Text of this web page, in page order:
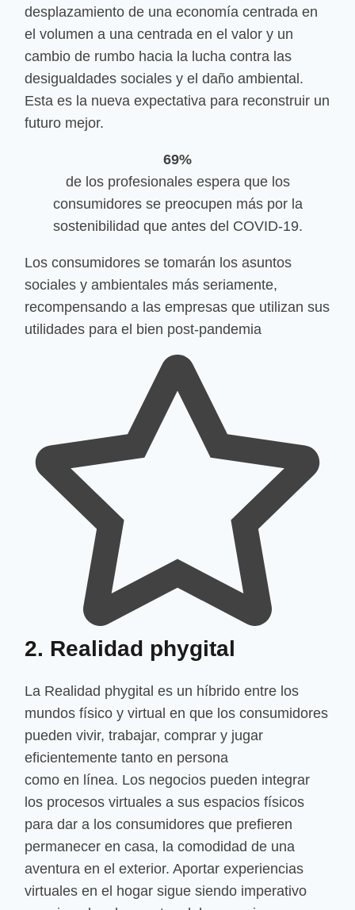
desplazamiento de una economía centrada en
el volumen a una centrada en el valor y un
cambio de rumbo hacia la lucha contra las
desigualdades sociales y el daño ambiental.
Esta es la nueva expectativa para reconstruir un
futuro mejor.
69%
de los profesionales espera que los
consumidores se preocupen más por la
sostenibilidad que antes del COVID-19.
Los consumidores se tomarán los asuntos
sociales y ambientales más seriamente,
recompensando a las empresas que utilizan sus
utilidades para el bien post-pandemia
2. Realidad phygital
La Realidad phygital es un híbrido entre los
mundos físico y virtual en que los consumidores
pueden vivir, trabajar, comprar y jugar
eficientemente tanto en persona
como en línea. Los negocios pueden integrar
los procesos virtuales a sus espacios físicos
para dar a los consumidores que prefieren
permanecer en casa, la comodidad de una
aventura en el exterior. Aportar experiencias
virtuales en el hogar sigue siendo imperativo